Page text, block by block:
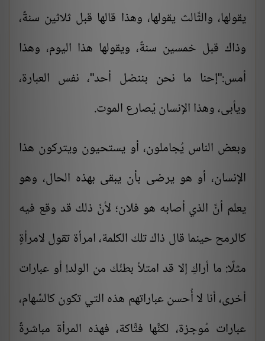
يقولها، والثَّالث يقولها، وهذا قالها قبل ثلاثين سنةً،
وذاك قبل خمسين سنةً، ويقولها هذا اليوم، وهذا
أمس:"إحنا ما نحن بننضل أحد"، نفس العبارة،
ويأبى، وهذا الإنسان يُصارع الموت.
وبعض الناس يُجاملون، أو يستحيون ويتركون هذا
الإنسان، أو هو يرضى بأن يبقى بهذه الحال، وهو
يعلم أنَّ الذي أصابه هو فلان؛ لأنَّ ذلك قد وقع فيه
كالرمح حينما قال ذاك تلك الكلمة، امرأة تقول لامرأةٍ
مثلًا: ما أراكِ إلا قد امتلأ بطنُك من الولد! أو عبارات
أخرى، أنا لا أُحسن عباراتهم هذه التي تكون كالسِّهام،
عبارات مُوجزة، لكنَّها فتَّاكة، فهذه المرأة مباشرةً